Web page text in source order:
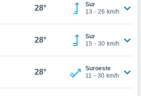
28°
Sur
13 - 26 km/h
28°
Sur
15 - 30 km/h
28°
Suroeste
11 - 30 km/h